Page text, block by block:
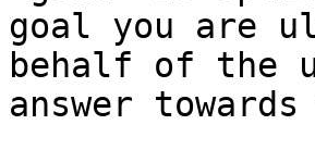
goal you are
behalf of the
answer